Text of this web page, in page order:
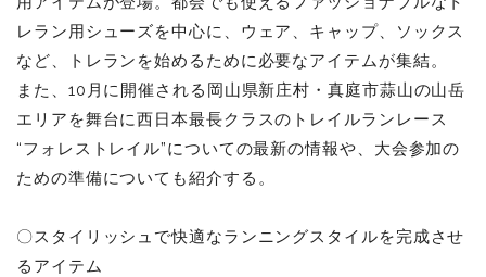
レラン用シューズを中心に、ウェア、キャップ、ソックス
など、トレランを始めるために必要なアイテムが集結。
また、10月に開催される岡山県新庄村・真庭市蒜山の山岳
エリアを舞台に西日本最長クラスのトレイルランレース
“フォレストレイル”についての最新の情報や、大会参加の
ための準備についても紹介する。
〇スタイリッシュで快適なランニングスタイルを完成させ
るアイテム